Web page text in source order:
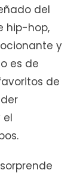
del
hip-hop,
y
es de
de
el